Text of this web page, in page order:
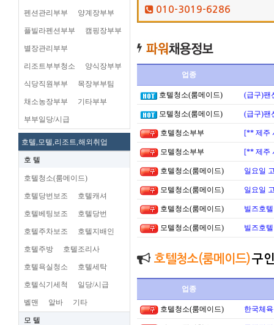
펜션관리부부 양계장부부
플빌라펜션부부 캠핑장부부
별장관리부부
리조트부부청소 양식장부부
식당직원부부 목장부부팀
채소농장부부 기타부부
부부일당/시급
호텔,모텔,리조트,해외취업
호 텔
호텔청소(룸메이드)
호텔당번보조 호텔캐셔
호텔베팅보조 호텔당번
호텔주차보조 호텔지배인
호텔주방 호텔조리사
호텔욕실청소 호텔세탁
호텔식기세척 일당/시급
벨맨 알바 기타
모 텔
010-3019-6286
업종
호텔청소(룸메이드) (급구)팬
모텔청소(룸메이드) (급구)팬
호텔청소부부 [** 제주
모텔청소부부 [** 제주
호텔청소(룸메이드) 일요일
모텔청소(룸메이드) 일요일
호텔청소(룸메이드) 빌즈호
모텔청소(룸메이드) 빌즈호
호텔청소(룸메이드)구
업종
호텔청소(룸메이드) 한국체